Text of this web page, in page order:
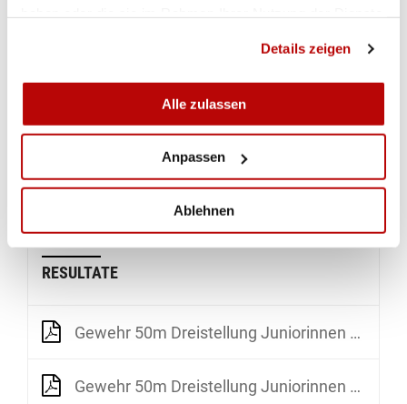
Details zeigen
Alle zulassen
Anpassen
Ablehnen
Am Ende schafften es vier Schweizer Athletinnen
in die Top 20, was für Marguet ein starkes
Ergebnis ist: «Dass keine von ihnen den Final
erreichte, kann bei solchen Bedingungen und zwei
Wettkämpfen am Stück passieren. Dafür haben
RESULTATE
Gewehr 50m Dreistellung Juniorinnen Qualifikation
Gewehr 50m Dreistellung Juniorinnen Teamwettkampf_Elimination